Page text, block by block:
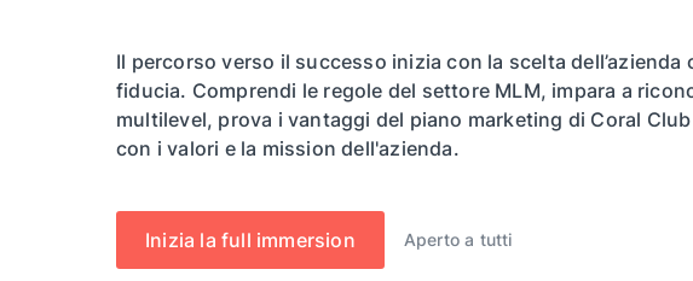
Il percorso verso il successo inizia con la scelta
fiducia. Comprendi le regole del settore MLM, impara a
multilevel, prova i vantaggi del piano marketing di Coral
con i valori e la mission dell'azienda.
Inizia la full immersion Aperto a tutti